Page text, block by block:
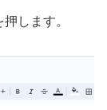
します。